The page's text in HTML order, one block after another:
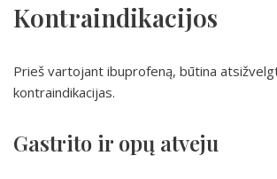
Kontraindikacijos
Prieš vartojant ibuprofeną, būtina
kontraindikacijas.
Gastrito ir opų atveju